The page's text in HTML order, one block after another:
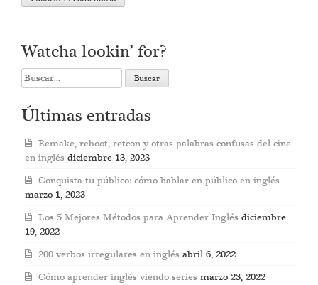
Watcha lookin’ for?
Search
for:
Últimas entradas
Remake, reboot, retcon y otras palabras confusas del cine
en inglés diciembre 13, 2023
Conquista tu público: cómo hablar en público en inglés
marzo 1, 2023
Los 5 Mejores Métodos para Aprender Inglés diciembre
19, 2022
200 verbos irregulares en inglés abril 6, 2022
Cómo aprender inglés viendo series marzo 23, 2022